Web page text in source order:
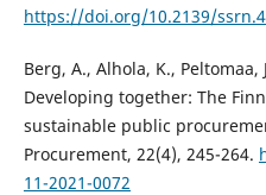
https://doi.org/10.2139/
Berg, A., Alhola, K., Peltomaa,
Developing together: The
sustainable public
Procurement, 22(4), 245-264.
11-2021-0072